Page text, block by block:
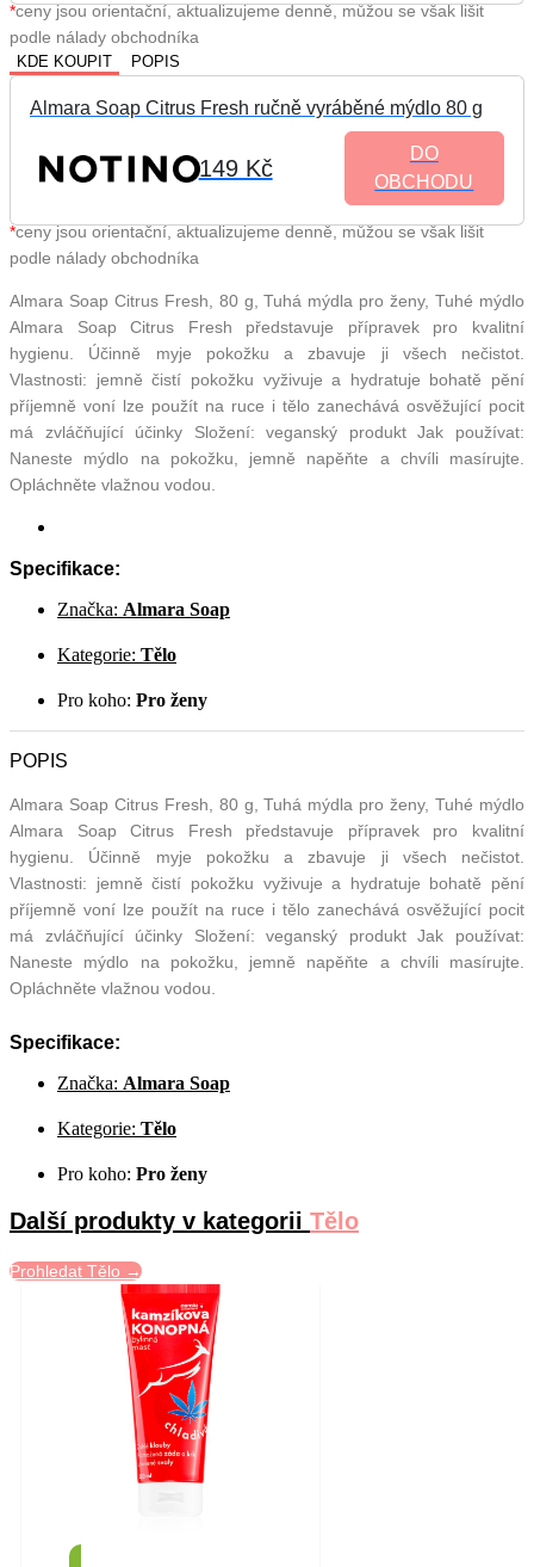
*ceny jsou orientační, aktualizujeme denně, můžou se však lišit
podle nálady obchodníka
KDE KOUPIT POPIS
Almara Soap Citrus Fresh ručně vyráběné mýdlo 80 g
149 Kč
DO
OBCHODU
*ceny jsou orientační, aktualizujeme denně, můžou se však lišit
podle nálady obchodníka
Almara Soap Citrus Fresh, 80 g, Tuhá mýdla pro ženy, Tuhé mýdlo
Almara Soap Citrus Fresh představuje přípravek pro kvalitní
hygienu. Účinně myje pokožku a zbavuje ji všech nečistot.
Vlastnosti: jemně čistí pokožku vyživuje a hydratuje bohatě pění
příjemně voní lze použít na ruce i tělo zanechává osvěžující pocit
má zvláčňující účinky Složení: veganský produkt Jak používat:
Naneste mýdlo na pokožku, jemně napěňte a chvíli masírujte.
Opláchněte vlažnou vodou.
Specifikace:
Značka: Almara Soap
Kategorie: Tělo
Pro koho: Pro ženy
POPIS
Almara Soap Citrus Fresh, 80 g, Tuhá mýdla pro ženy, Tuhé mýdlo
Almara Soap Citrus Fresh představuje přípravek pro kvalitní
hygienu. Účinně myje pokožku a zbavuje ji všech nečistot.
Vlastnosti: jemně čistí pokožku vyživuje a hydratuje bohatě pění
příjemně voní lze použít na ruce i tělo zanechává osvěžující pocit
má zvláčňující účinky Složení: veganský produkt Jak používat:
Naneste mýdlo na pokožku, jemně napěňte a chvíli masírujte.
Opláchněte vlažnou vodou.
Specifikace:
Značka: Almara Soap
Kategorie: Tělo
Pro koho: Pro ženy
Další produkty v kategorii Tělo
Prohledat Tělo →